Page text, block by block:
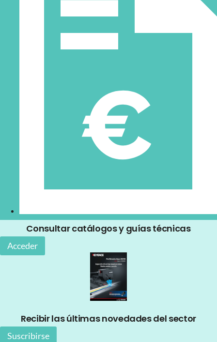
Consultar catálogos y guías técnicas
Acceder
Recibir las últimas novedades del sector
Suscribirse